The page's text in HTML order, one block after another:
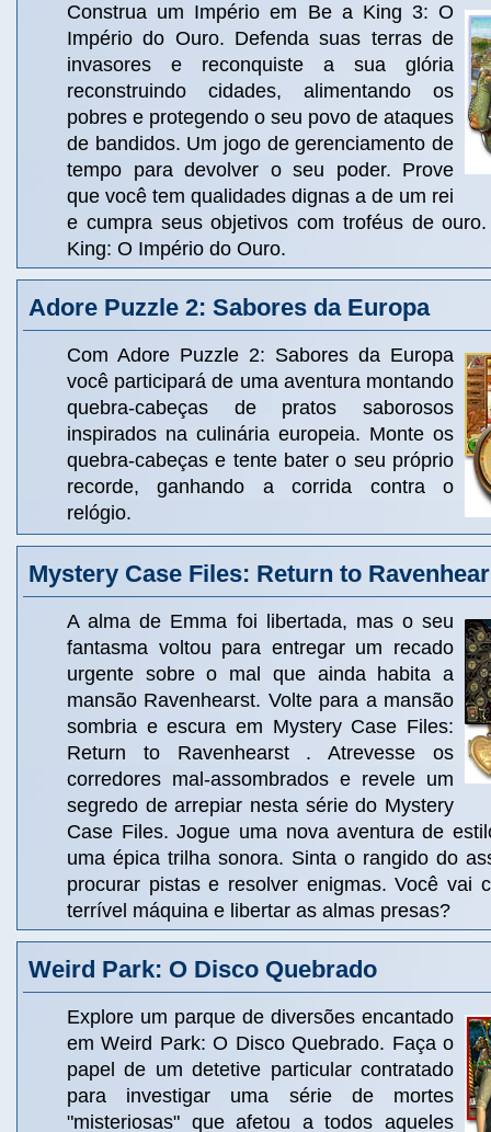
Construa um Império em Be a King 3: O
Império do Ouro. Defenda suas terras de
invasores e reconquiste a sua glória
reconstruindo cidades, alimentando os
pobres e protegendo o seu povo de ataques
de bandidos. Um jogo de gerenciamento de
tempo para devolver o seu poder. Prove
que você tem qualidades dignas a de um rei
e cumpra seus objetivos com troféus de
King: O Império do Ouro.
Adore Puzzle 2: Sabores da Europa
Com Adore Puzzle 2: Sabores da Europa
você participará de uma aventura montando
quebra-cabeças de pratos saborosos
inspirados na culinária europeia. Monte os
quebra-cabeças e tente bater o seu próprio
recorde, ganhando a corrida contra o
relógio.
Mystery Case Files: Return to
A alma de Emma foi libertada, mas o seu
fantasma voltou para entregar um recado
urgente sobre o mal que ainda habita a
mansão Ravenhearst. Volte para a mansão
sombria e escura em Mystery Case Files:
Return to Ravenhearst . Atrevesse os
corredores mal-assombrados e revele um
segredo de arrepiar nesta série do Mystery
Case Files. Jogue uma nova aventura de
uma épica trilha sonora. Sinta o rangido do
procurar pistas e resolver enigmas. Você vai
terrível máquina e libertar as almas presas?
Weird Park: O Disco Quebrado
Explore um parque de diversões encantado
em Weird Park: O Disco Quebrado. Faça o
papel de um detetive particular contratado
para investigar uma série de mortes
"misteriosas" que afetou a todos aqueles